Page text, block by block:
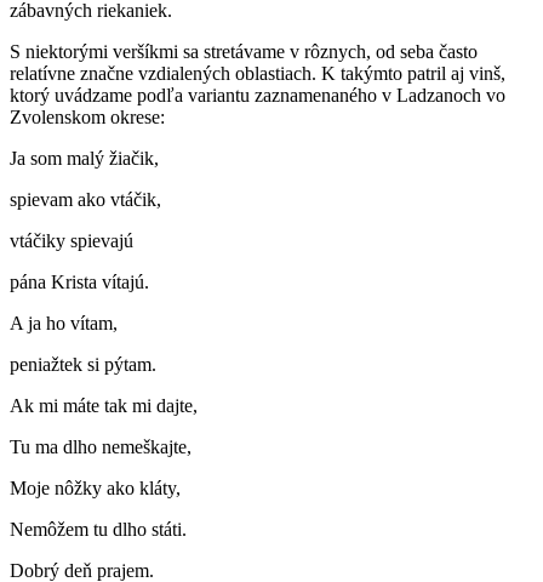
zábavných riekaniek.
S niektorými veršíkmi sa stretávame v rôznych, od seba často
relatívne značne vzdialených oblastiach. K takýmto patril aj vinš,
ktorý uvádzame podľa variantu zaznamenaného v Ladzanoch vo
Zvolenskom okrese:
Ja som malý žiačik,
spievam ako vtáčik,
vtáčiky spievajú
pána Krista vítajú.
A ja ho vítam,
peniažtek si pýtam.
Ak mi máte tak mi dajte,
Tu ma dlho nemeškajte,
Moje nôžky ako kláty,
Nemôžem tu dlho státi.
Dobrý deň prajem.